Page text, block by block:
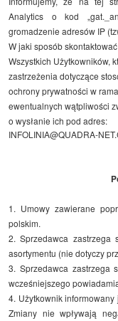
Analytics o kod
gromadzenie adresów IP
W jaki sposób
Wszystkich Użytkowników,
zastrzeżenia dotyczące
ochrony prywatności w
ewentualnych wątpliwości
o wysłanie ich pod adres:
INFOLINIA@QUADRA-
1. Umowy zawierane
polskim.
2. Sprzedawca zastrzega
asortymentu (nie dotyczy
3. Sprzedawca zastrzega
wcześniejszego
4. Użytkownik
Zmiany nie wpływają